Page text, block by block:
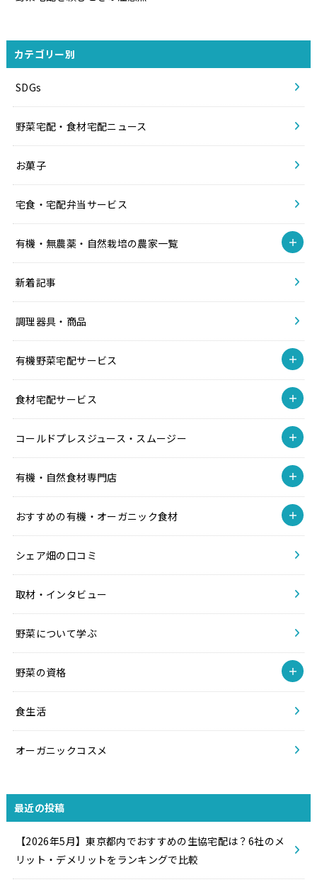
カテゴリー別
SDGs
野菜宅配・食材宅配ニュース
お菓子
宅食・宅配弁当サービス
有機・無農薬・自然栽培の農家一覧
新着記事
調理器具・商品
有機野菜宅配サービス
食材宅配サービス
コールドプレスジュース・スムージー
有機・自然食材専門店
おすすめの有機・オーガニック食材
シェア畑の口コミ
取材・インタビュー
野菜について学ぶ
野菜の資格
食生活
オーガニックコスメ
最近の投稿
【2026年5月】東京都内でおすすめの生協宅配は？6社のメ
リット・デメリットをランキングで比較